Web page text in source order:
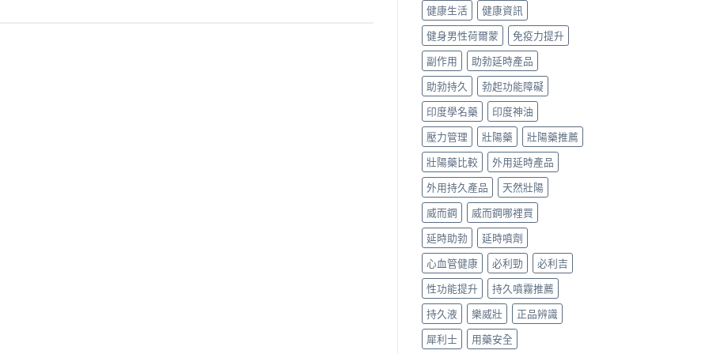
健康生活
健康資訊
健身男性荷爾蒙
免疫力提升
副作用
助勃延時產品
助勃持久
勃起功能障礙
印度學名藥
印度神油
壓力管理
壯陽藥
壯陽藥推薦
壯陽藥比較
外用延時產品
外用持久產品
天然壯陽
威而鋼
威而鋼哪裡買
延時助勃
延時噴劑
心血管健康
必利勁
必利吉
性功能提升
持久噴霧推薦
持久液
樂威壯
正品辨識
犀利士
用藥安全